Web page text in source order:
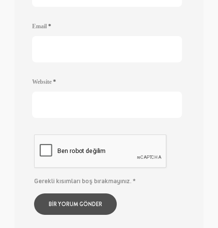
Email *
Website *
Gerekli kısımları boş bırakmayınız.*